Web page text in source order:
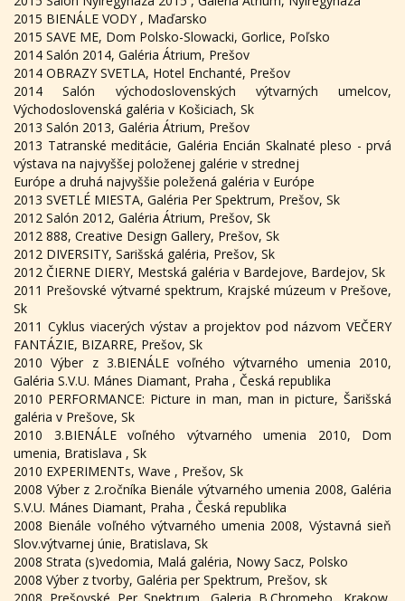
2015 BIENÁLE VODY , Maďarsko
2015 SAVE ME, Dom Polsko-Slowacki, Gorlice, Poľsko
2014 Salón 2014, Galéria Átrium, Prešov
2014 OBRAZY SVETLA, Hotel Enchanté, Prešov
2014 Salón východoslovenských výtvarných umelcov,
Východoslovenská galéria v Košiciach, Sk
2013 Salón 2013, Galéria Átrium, Prešov
2013 Tatranské meditácie, Galéria Encián Skalnaté pleso - prvá
výstava na najvyššej položenej galérie v strednej
Európe a druhá najvyššie poležená galéria v Európe
2013 SVETLÉ MIESTA, Galéria Per Spektrum, Prešov, Sk
2012 Salón 2012, Galéria Átrium, Prešov, Sk
2012 888, Creative Design Gallery, Prešov, Sk
2012 DIVERSITY, Sarišská galéria, Prešov, Sk
2012 ČIERNE DIERY, Mestská galéria v Bardejove, Bardejov, Sk
2011 Prešovské výtvarné spektrum, Krajské múzeum v Prešove,
Sk
2011 Cyklus viacerých výstav a projektov pod názvom VEČERY
FANTÁZIE, BIZARRE, Prešov, Sk
2010 Výber z 3.BIENÁLE voľného výtvarného umenia 2010,
Galéria S.V.U. Mánes Diamant, Praha , Česká republika
2010 PERFORMANCE: Picture in man, man in picture, Šarišská
galéria v Prešove, Sk
2010 3.BIENÁLE voľného výtvarného umenia 2010, Dom
umenia, Bratislava , Sk
2010 EXPERIMENTs, Wave , Prešov, Sk
2008 Výber z 2.ročníka Bienále výtvarného umenia 2008, Galéria
S.V.U. Mánes Diamant, Praha , Česká republika
2008 Bienále voľného výtvarného umenia 2008, Výstavná sieň
Slov.výtvarnej únie, Bratislava, Sk
2008 Strata (s)vedomia, Malá galéria, Nowy Sacz, Polsko
2008 Výber z tvorby, Galéria per Spektrum, Prešov, sk